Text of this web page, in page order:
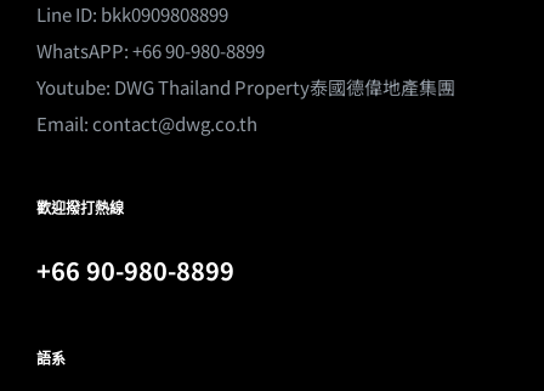
Line ID: bkk0909808899
WhatsAPP: +66 90-980-8899
Youtube: DWG Thailand Property泰國德偉地產集團
Email:contact@dwg.co.th
歡迎撥打熱線
+66 90-980-8899
語系